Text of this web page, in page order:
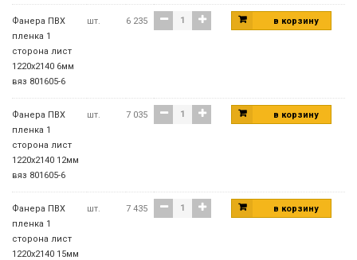
Фанера ПВХ
пленка 1
сторона лист
1220х2140 6мм
вяз 801605-6
шт. 6 235 в корзину
Фанера ПВХ
пленка 1
сторона лист
1220х2140 12мм
вяз 801605-6
шт. 7 035 в корзину
Фанера ПВХ
пленка 1
сторона лист
1220х2140 15мм
шт. 7 435 в корзину